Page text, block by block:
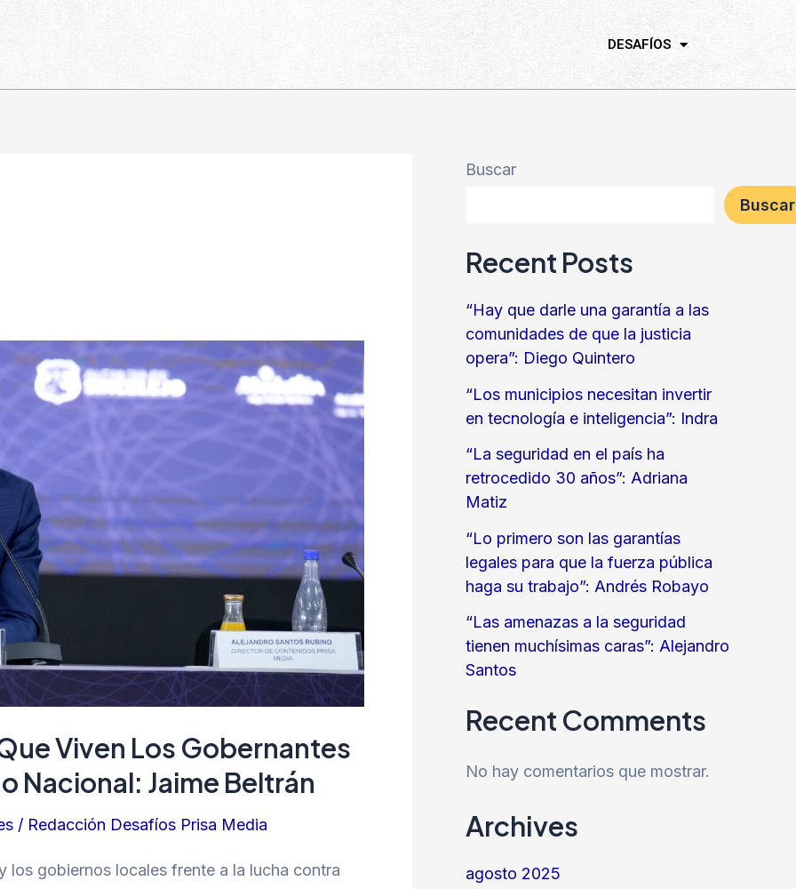
DESAFÍOS
Viven Los Gobernantes
Nacional: Jaime Beltrán
/ Redacción Desafíos Prisa Media
los gobiernos locales frente a la lucha contra
Buscar
Buscar
Recent Posts
“Hay que darle una garantía a las
comunidades de que la justicia
opera”: Diego Quintero
“Los municipios necesitan invertir
en tecnología e inteligencia”: Indra
“La seguridad en el país ha
retrocedido 30 años”: Adriana
Matiz
“Lo primero son las garantías
legales para que la fuerza pública
haga su trabajo”: Andrés Robayo
“Las amenazas a la seguridad
tienen muchísimas caras”: Alejandro
Santos
Recent Comments
No hay comentarios que mostrar.
Archives
agosto 2025